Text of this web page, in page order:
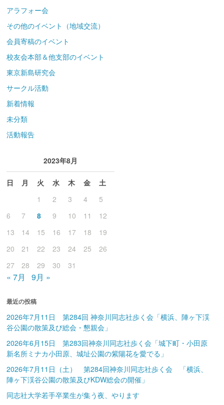
アラフォー会
その他のイベント（地域交流）
会員寄稿のイベント
校友会本部＆他支部のイベント
東京新島研究会
サークル活動
新着情報
未分類
活動報告
2023年8月
日 月 火 水 木 金
土
1
2 3 4
5
6
7 8 9 10 11
12
13
14 15 16 17 18
19
20
21 22 23 24 25
26
27
28 29 30 31
« 7月 9月 »
最近の投稿
2026年7月11日 第284回 神奈川同志社歩く会「横浜、陣ヶ下渓
谷公園の散策及び総会・懇親会」
2026年6月15日 第283回神奈川同志社歩く会「城下町・小田原
新名所ミナカ小田原、城址公園の紫陽花を愛でる」
2026年7月11日（土） 第284回神奈川同志社歩く会 「横浜、
陣ヶ下渓谷公園の散策及びKDW総会の開催」
同志社大学若手卒業生が集う夜、やります